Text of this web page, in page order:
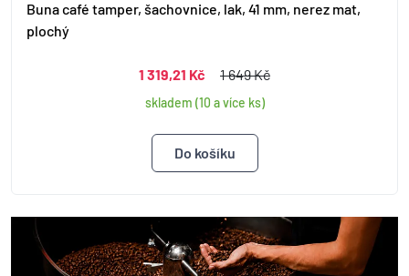
Buna café tamper, šachovnice, lak, 41 mm, nerez mat,
plochý
1 319,21 Kč 1 649 Kč
skladem (10 a více ks)